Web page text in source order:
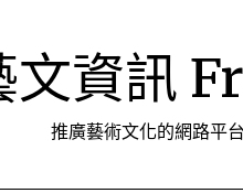
文資訊
推廣藝術文化的網路平